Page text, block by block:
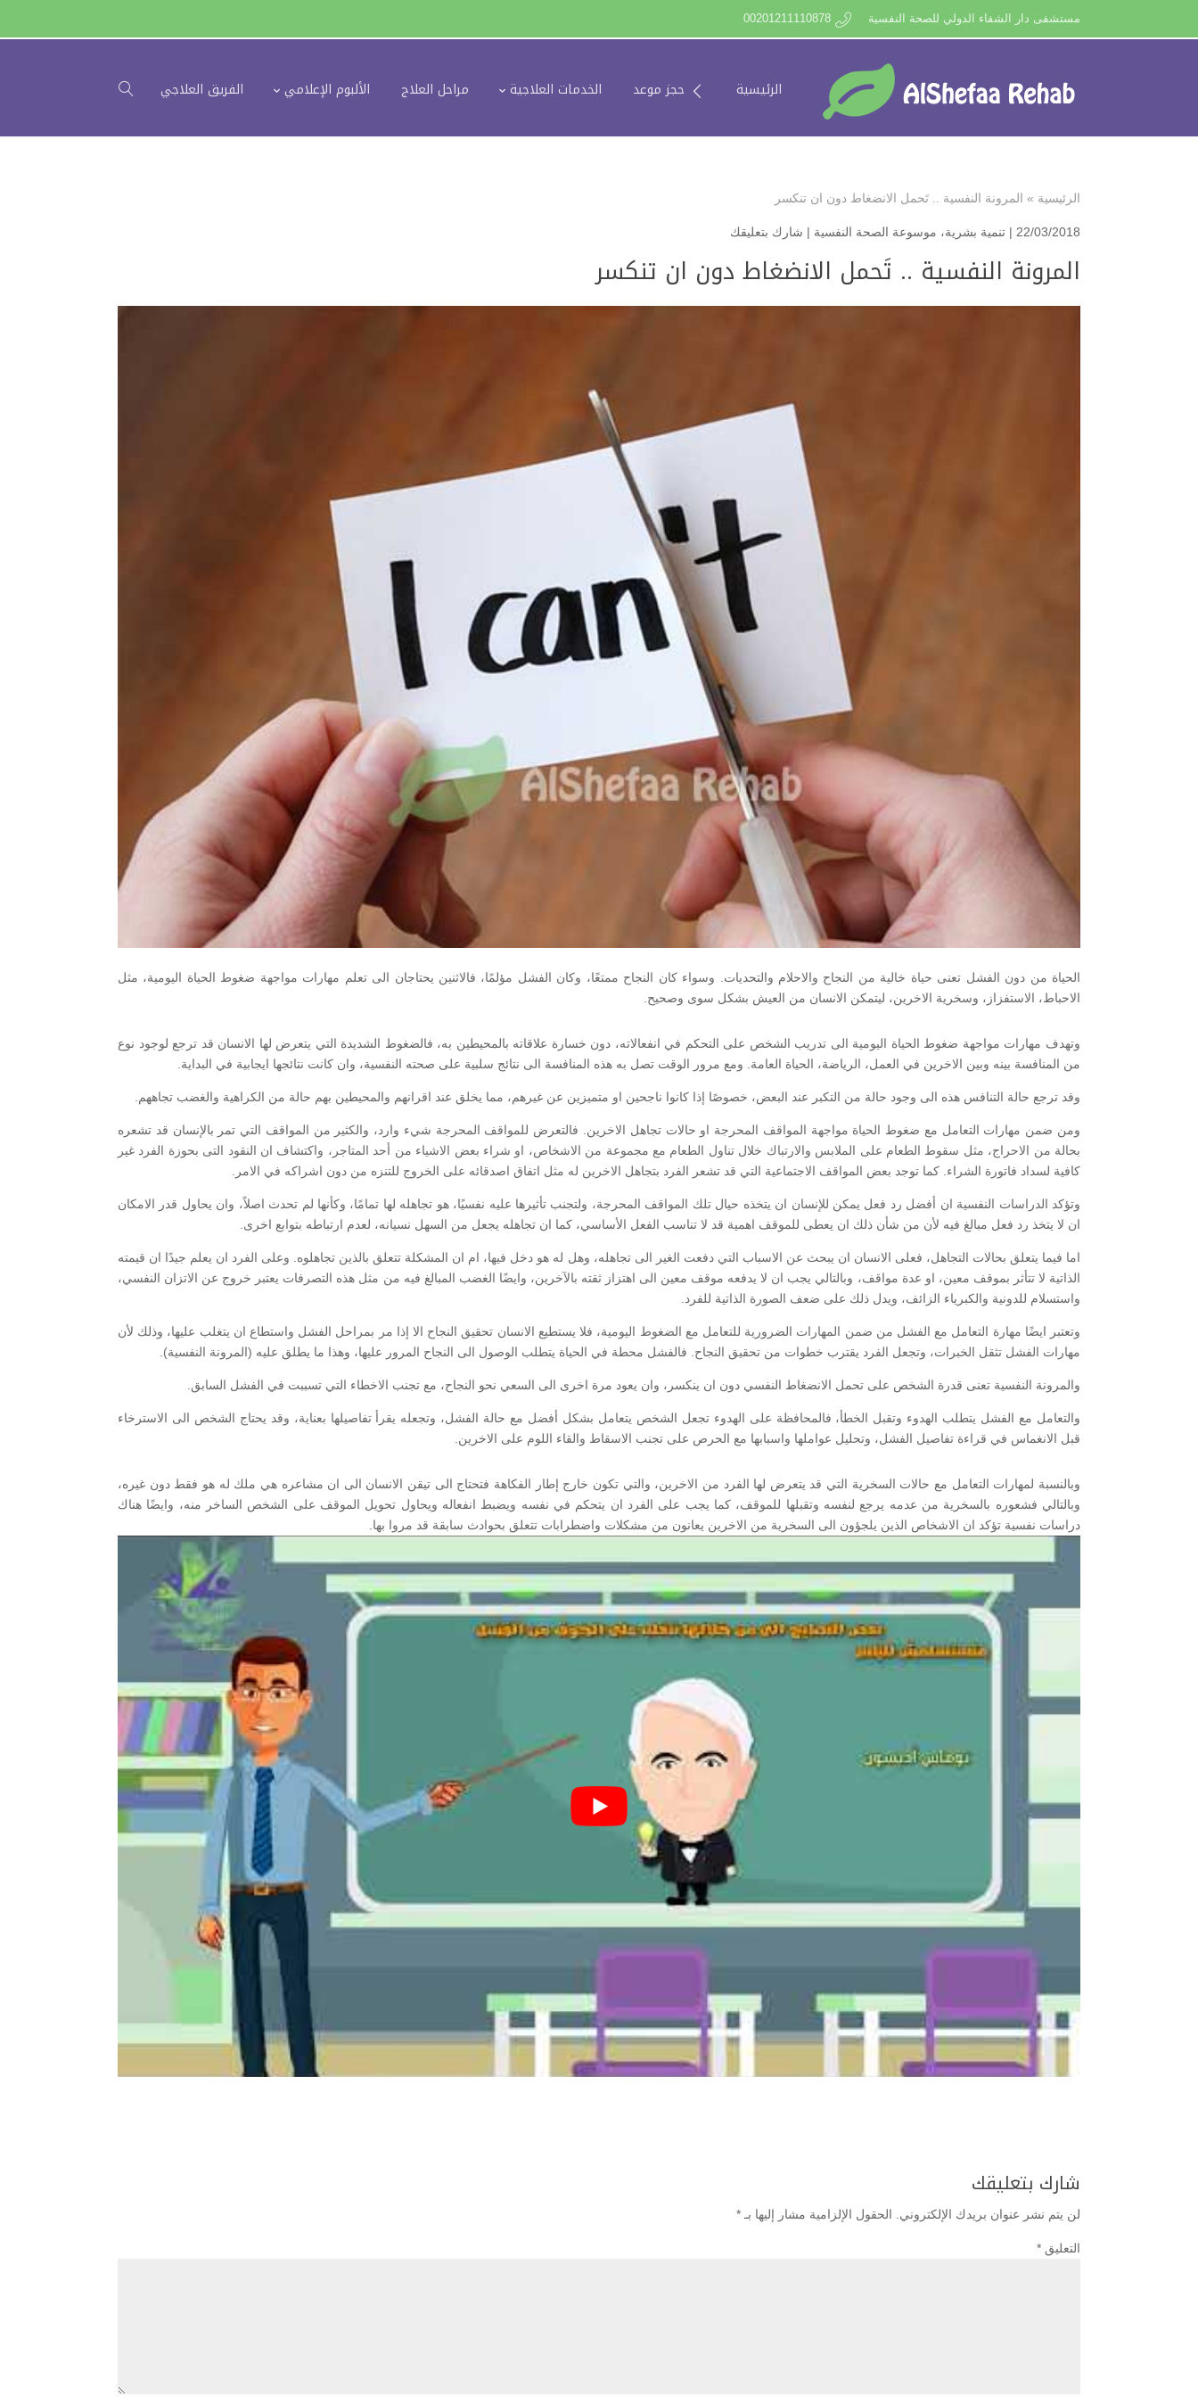
مستشفى دار الشفاء الدولي للصحة النفسية 00201211110878
الرئيسية حجز موعد الخدمات العلاجية مراحل العلاج الألبوم الإعلامي الفريق العلاجي
الرئيسية » المرونة النفسية .. تَحمل الانضغاط دون ان تنكسر
22/03/2018 | تنمية بشرية، موسوعة الصحة النفسية | شارك بتعليقك
المرونة النفسية .. تَحمل الانضغاط دون ان تنكسر
الحياة من دون الفشل تعنى حياة خالية من النجاح والاحلام والتحديات. وسواء كان النجاح ممتعًا، وكان الفشل مؤلمًا، فالاثنين يحتاجان الى تعلم مهارات مواجهة ضغوط الحياة اليومية، مثل
الاحباط، الاستفزاز، وسخرية الاخرين، ليتمكن الانسان من العيش بشكل سوى وصحيح.
وتهدف مهارات مواجهة ضغوط الحياة اليومية الى تدريب الشخص على التحكم في انفعالاته، دون خسارة علاقاته بالمحيطين به، فالضغوط الشديدة التي يتعرض لها الانسان قد ترجع لوجود نوع
من المنافسة بينه وبين الاخرين في العمل، الرياضة، الحياة العامة. ومع مرور الوقت تصل به هذه المنافسة الى نتائج سلبية على صحته النفسية، وان كانت نتائجها ايجابية في البداية.
وقد ترجع حالة التنافس هذه الى وجود حالة من التكبر عند البعض، خصوصًا إذا كانوا ناجحين او متميزين عن غيرهم، مما يخلق عند اقرانهم والمحيطين بهم حالة من الكراهية والغضب تجاههم.
ومن ضمن مهارات التعامل مع ضغوط الحياة مواجهة المواقف المحرجة او حالات تجاهل الاخرين. فالتعرض للمواقف المحرجة شيء وارد، والكثير من المواقف التي تمر بالإنسان قد تشعره
بحالة من الاحراج، مثل سقوط الطعام على الملابس والارتباك خلال تناول الطعام مع مجموعة من الاشخاص، او شراء بعض الاشياء من أحد المتاجر، واكتشاف ان النقود التى بحوزة الفرد غير
كافية لسداد فاتورة الشراء. كما توجد بعض المواقف الاجتماعية التي قد تشعر الفرد بتجاهل الاخرين له مثل اتفاق اصدقائه على الخروج للتنزه من دون اشراكه في الامر.
وتؤكد الدراسات النفسية ان أفضل رد فعل يمكن للإنسان ان يتخذه حيال تلك المواقف المحرجة، ولتجنب تأثيرها عليه نفسيًا، هو تجاهله لها تمامًا، وكأنها لم تحدث اصلاً، وان يحاول قدر الامكان
ان لا يتخذ رد فعل مبالغ فيه لأن من شأن ذلك ان يعطى للموقف اهمية قد لا تناسب الفعل الأساسي، كما ان تجاهله يجعل من السهل نسيانه، لعدم ارتباطه بتوابع اخرى.
اما فيما يتعلق بحالات التجاهل، فعلى الانسان ان يبحث عن الاسباب التي دفعت الغير الى تجاهله، وهل له هو دخل فيها، ام ان المشكلة تتعلق بالذين تجاهلوه. وعلى الفرد ان يعلم جيدًا ان قيمته
الذاتية لا تتأثر بموقف معين، او عدة مواقف، وبالتالي يجب ان لا يدفعه موقف معين الى اهتزاز ثقته بالآخرين، وايضًا الغضب المبالغ فيه من مثل هذه التصرفات يعتبر خروج عن الاتزان النفسي،
واستسلام للدونية والكبرياء الزائف، ويدل ذلك على ضعف الصورة الذاتية للفرد.
وتعتبر ايضًا مهارة التعامل مع الفشل من ضمن المهارات الضرورية للتعامل مع الضغوط اليومية، فلا يستطيع الانسان تحقيق النجاح الا إذا مر بمراحل الفشل واستطاع ان يتغلب عليها، وذلك لأن
مهارات الفشل تثقل الخبرات، وتجعل الفرد يقترب خطوات من تحقيق النجاح. فالفشل محطة في الحياة يتطلب الوصول الى النجاح المرور عليها، وهذا ما يطلق عليه (المرونة النفسية).
والمرونة النفسية تعنى قدرة الشخص على تحمل الانضغاط النفسي دون ان ينكسر، وان يعود مرة اخرى الى السعي نحو النجاح، مع تجنب الاخطاء التي تسببت في الفشل السابق.
والتعامل مع الفشل يتطلب الهدوء وتقبل الخطأ، فالمحافظة على الهدوء تجعل الشخص يتعامل بشكل أفضل مع حالة الفشل، وتجعله يقرأ تفاصيلها بعناية، وقد يحتاج الشخص الى الاسترخاء
قبل الانغماس في قراءة تفاصيل الفشل، وتحليل عواملها واسبابها مع الحرص على تجنب الاسقاط والقاء اللوم على الاخرين.
وبالنسبة لمهارات التعامل مع حالات السخرية التي قد يتعرض لها الفرد من الاخرين، والتي تكون خارج إطار الفكاهة فتحتاج الى تيقن الانسان الى ان مشاعره هي ملك له هو فقط دون غيره،
وبالتالي فشعوره بالسخرية من عدمه يرجع لنفسه وتقبلها للموقف، كما يجب على الفرد ان يتحكم في نفسه ويضبط انفعاله ويحاول تحويل الموقف على الشخص الساخر منه، وايضًا هناك
دراسات نفسية تؤكد ان الاشخاص الذين يلجؤون الى السخرية من الاخرين يعانون من مشكلات واضطرابات تتعلق بحوادث سابقة قد مروا بها.
شارك بتعليقك
لن يتم نشر عنوان بريدك الإلكتروني. الحقول الإلزامية مشار إليها بـ *
التعليق *